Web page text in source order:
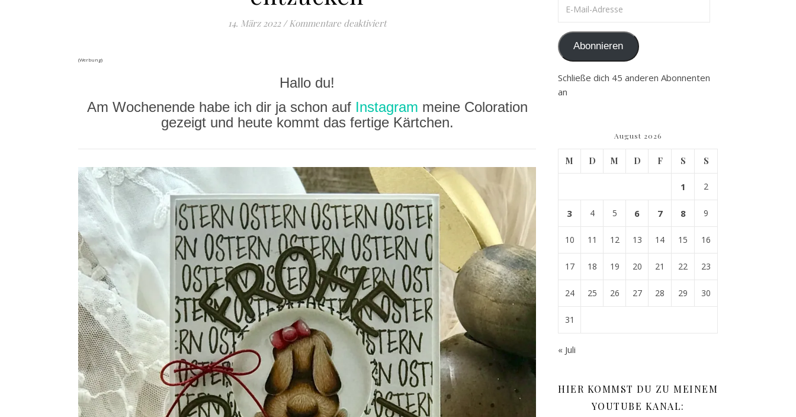
14. März 2022 / Kommentare deaktiviertfür Auch ein schöner Rücken kann entzücken
(Werbung)
Hallo du!
Am Wochenende habe ich dir ja schon auf Instagram meine Coloration
gezeigt und heute kommt das fertige Kärtchen.
Abonnieren
Schließe dich 45 anderen Abonnenten
an
August 2026
M D M D F S S
1 2
3 4 5 6 7 8 9
10 11 12 13 14 15 16
17 18 19 20 21 22 23
24 25 26 27 28 29 30
31
« Juli
HIER KOMMST DU ZU MEINEM
YOUTUBE KANAL: